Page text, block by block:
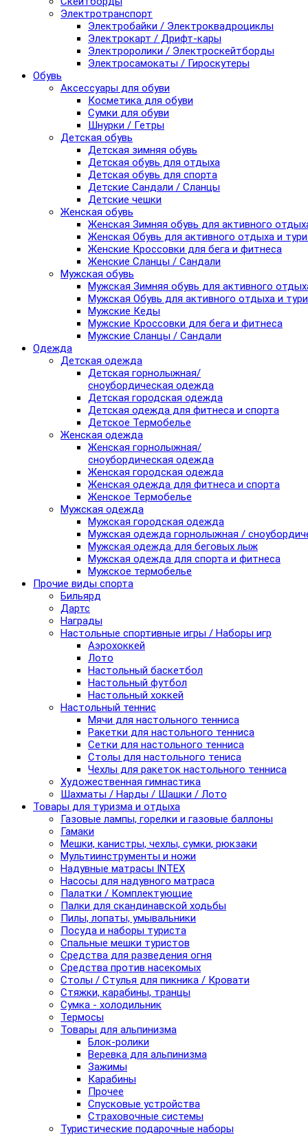
Электротранспорт
Электробайки / Электроквадроциклы
Электрокарт / Дрифт-кары
Электроролики / Электроскейтборды
Электросамокаты / Гироскутеры
Обувь
Аксессуары для обуви
Косметика для обуви
Сумки для обуви
Шнурки / Гетры
Детская обувь
Детская зимняя обувь
Детская обувь для отдыха
Детская обувь для спорта
Детские Сандали / Сланцы
Детские чешки
Женская обувь
Женская Зимняя обувь для активного
Женская Обувь для активного отдыха и
Женские Кроссовки для бега и фитнеса
Женские Сланцы / Сандали
Мужская обувь
Мужская Зимняя обувь для активного
Мужская Обувь для активного отдыха и
Мужские Кеды
Мужские Кроссовки для бега и фитнеса
Мужские Сланцы / Сандали
Одежда
Детская одежда
Детская горнолыжная/
сноубордическая одежда
Детская городская одежда
Детская одежда для фитнеса и спорта
Детское Термобелье
Женская одежда
Женская горнолыжная/
сноубордическая одежда
Женская городская одежда
Женская одежда для фитнеса и спорта
Женское Термобелье
Мужская одежда
Мужская городская одежда
Мужская одежда горнолыжная /
Мужская одежда для беговых лыж
Мужская одежда для спорта и фитнеса
Мужское термобелье
Прочие виды спорта
Бильярд
Дартс
Награды
Настольные спортивные игры / Наборы игр
Аэрохоккей
Лото
Настольный баскетбол
Настольный футбол
Настольный хоккей
Настольный теннис
Мячи для настольного тенниса
Ракетки для настольного тенниса
Сетки для настольного тенниса
Столы для настольного тениса
Чехлы для ракеток настольного тенниса
Художественная гимнастика
Шахматы / Нарды / Шашки / Лото
Товары для туризма и отдыха
Газовые лампы, горелки и газовые баллоны
Гамаки
Мешки, канистры, чехлы, сумки, рюкзаки
Мультиинструменты и ножи
Надувные матрасы INTEX
Насосы для надувного матраса
Палатки / Комплектующие
Палки для скандинавской ходьбы
Пилы, лопаты, умывальники
Посуда и наборы туриста
Спальные мешки туристов
Средства для разведения огня
Средства против насекомых
Столы / Стулья для пикника / Кровати
Стяжки, карабины, транцы
Сумка - холодильник
Термосы
Товары для альпинизма
Блок-ролики
Веревка для альпинизма
Зажимы
Карабины
Прочее
Спусковые устройства
Страховочные системы
Туристические подарочные наборы